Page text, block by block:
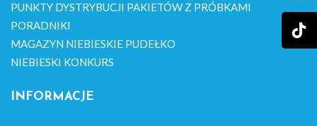
PUNKTY DYSTRYBUCJI PAKIETÓW Z PRÓBKAMI
PORADNIKI
MAGAZYN NIEBIESKIE PUDEŁKO
NIEBIESKI KONKURS
INFORMACJE